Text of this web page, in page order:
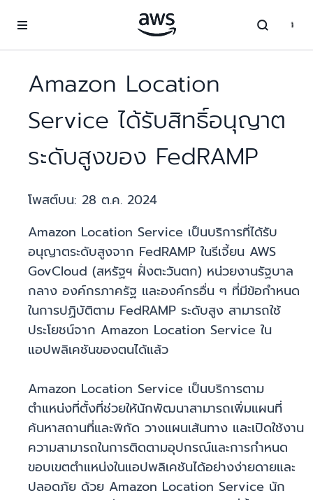
Amazon Location
Service ได้รับสิทธิ์อนุญาต
ระดับสูงของ FedRAMP
โพสต์บน: 28 ต.ค. 2024
Amazon Location Service เป็นบริการที่ได้รับ
อนุญาตระดับสูงจาก FedRAMP ในรีเจี้ยน AWS
GovCloud (สหรัฐฯ ฝั่งตะวันตก) หน่วยงานรัฐบาล
กลาง องค์กรภาครัฐ และองค์กรอื่น ๆ ที่มีข้อกำหนด
ในการปฏิบัติตาม FedRAMP ระดับสูง สามารถใช้
ประโยชน์จาก Amazon Location Service ใน
แอปพลิเคชันของตนได้แล้ว
Amazon Location Service เป็นบริการตาม
ตำแหน่งที่ตั้งที่ช่วยให้นักพัฒนาสามารถเพิ่มแผนที่
ค้นหาสถานที่และพิกัด วางแผนเส้นทาง และเปิดใช้งาน
ความสามารถในการติดตามอุปกรณ์และการกำหนด
ขอบเขตตำแหน่งในแอปพลิเคชันได้อย่างง่ายดายและ
ปลอดภัย ด้วย Amazon Location Service นัก